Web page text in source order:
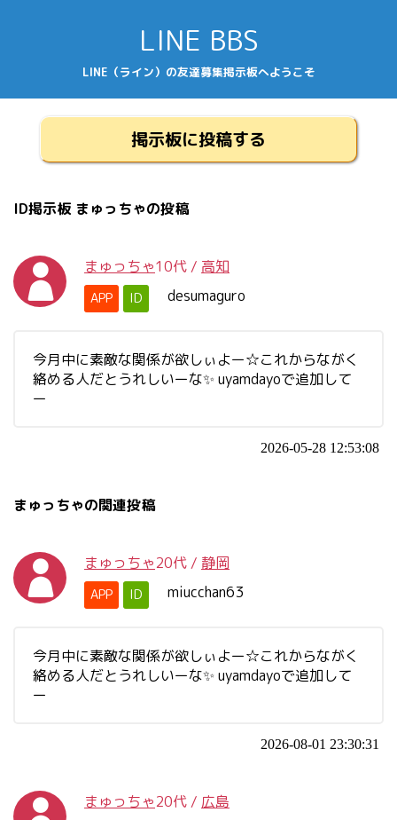
LINE BBS
LINE（ライン）の友達募集掲示板へようこそ
掲示板に投稿する
ID掲示板 まゅっちゃの投稿
まゅっちゃ10代 / 高知
APP ID desumaguro
今月中に素敵な関係が欲しぃよー☆これからながく
絡める人だとうれしいーな✨ uyamdayoで追加して
ー
2026-05-28 12:53:08
まゅっちゃの関連投稿
まゅっちゃ20代 / 静岡
APP ID miucchan63
今月中に素敵な関係が欲しぃよー☆これからながく
絡める人だとうれしいーな✨ uyamdayoで追加して
ー
2026-08-01 23:30:31
まゅっちゃ20代 / 広島